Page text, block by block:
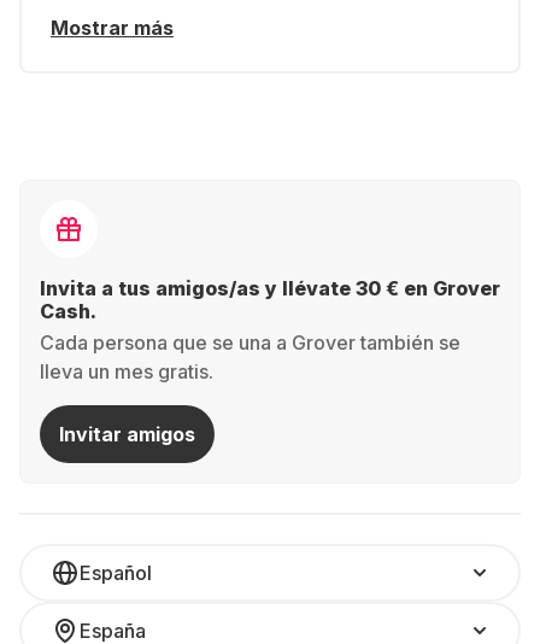
Mostrar más
Invita a tus amigos/as y llévate 30 € en Grover
Cash.
Cada persona que se una a Grover también se
lleva un mes gratis.
Invitar amigos
Español
España